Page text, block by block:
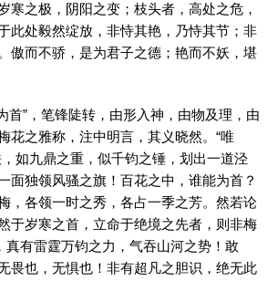
寒之极，阴阳之变；枝头者，高处之危，
此处毅然绽放，非恃其艳，乃恃其节；非
傲而不骄，是为君子之德；艳而不妖，堪
首”，笔锋陡转，由形入神，由物及理，由
花之雅称，注中明言，其义晓然。“唯
如九鼎之重，似千钧之锤，划出一道泾
面独领风骚之旗！百花之中，谁能为首？
，各领一时之秀，各占一季之芳。然若论
于岁寒之首，立命于绝境之先者，则非梅
真有雷霆万钧之力，气吞山河之势！敢
畏也，无惧也！非有超凡之胆识，绝无此